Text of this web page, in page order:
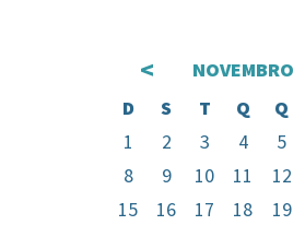
< NOVEMBRO
D S T Q Q
1
2 3 4 5
8
9 10 11 12
15
16 17 18 19